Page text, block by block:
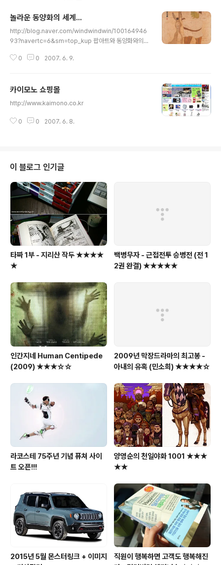
놀라운 동양화의 세계...
http://blog.naver.com/windwindwin/100164946
93?navertc=6&sm=top_kup 팝아트와 동양화와의
씨... 할리우드의 인기 캐릭터들을 동양화로 재미있게 그려
0 0 2007. 6. 9.
카이모노 쇼핑몰
http://www.kaimono.co.kr
0 0 2007. 6. 8.
이 블로그 인기글
타짜 1부 - 지리산 작두 ★★★★
★
백병무자 - 근접전투 승병전 (전 1
2권 완결) ★★★★★
인간지네 Human Centipede
(2009) ★★★☆☆
2009년 막장드라마의 최고봉 -
아내의 유혹 (민소희) ★★★★☆
라코스테 75주년 기념 퓨쳐 사이
트 오픈!!!
양영순의 천일야화 1001 ★★★
★★
2015년 5월 몬스터링크 + 이미지
직원이 행복하면 고객도 행복해진